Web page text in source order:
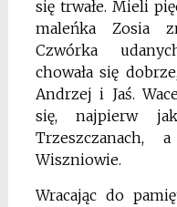
się trwałe. Mieli
maleńka Zosia
Czwórka
chowała się
Andrzej i Jaś.
się, najpierw
Trzeszczanach,
Wiszniowie.
Wracając do